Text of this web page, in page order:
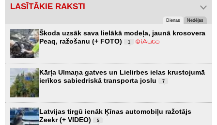
LASĪTĀKIE RAKSTI
Dienas Nedēļas
Škoda uzsāk sava lielākā modeļa, jaunā krosovera
Peaq, ražošanu (+ FOTO)
1
Kārļa Ulmaņa gatves un Lielirbes ielas krustojumā
ierīkos sabiedriskā transporta joslu
7
Latvijas tirgū ienāk Ķīnas automobiļu ražotājs
Zeekr (+ VIDEO)
5